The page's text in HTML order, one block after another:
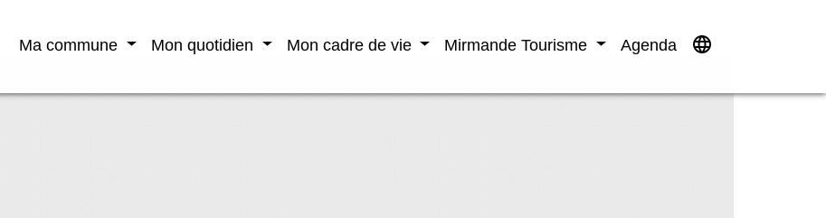
Ma commune Mon quotidien Mon cadre de vie Mirmande Tourisme Agenda language